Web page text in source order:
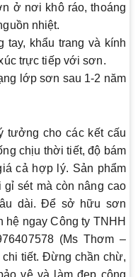
ở nơi khô ráo, thoáng
nhiệt.
tay, khẩu trang và kính
trực tiếp với sơn.
lớp sơn sau 1-2 năm
tưởng cho các kết cấu
chịu thời tiết, độ bám
cả hợp lý. Sản phẩm
gỉ sét mà còn nâng cao
dài. Để sở hữu sơn
hệ ngay Công ty TNHH
(Ms Thơm –
tiết. Đừng chần chừ,
vệ và làm đẹp công